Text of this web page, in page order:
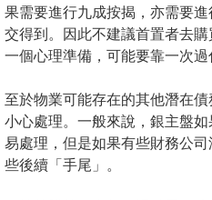
置
業
冊
關
於
果需要進行九成按揭，亦需要
交得到。因此不建議首置者去
一個心理準備，可能要靠一次過
至於物業可能存在的其他潛在
小心處理。一般來說，銀主盤
易處理，但是如果有些財務公
些後續「手尾」。